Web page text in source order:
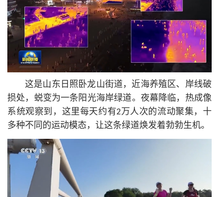
这是山东日照卧龙山街道，近海养殖区、岸线破
损处，蜕变为一条阳光海岸绿道。夜幕降临，热成像
系统观察到，这里每天约有2万人次的流动聚集，十
多种不同的运动模态，让这条绿道焕发着勃勃生机。